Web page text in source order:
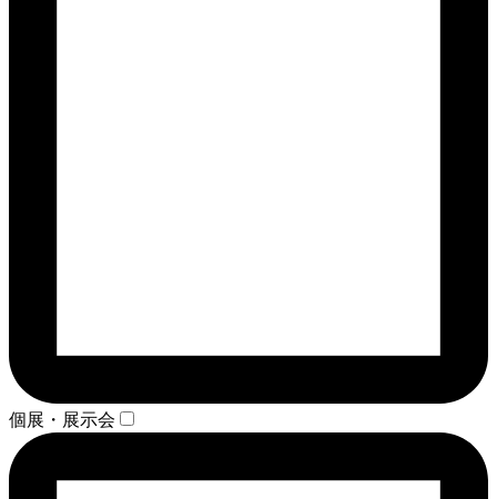
個展・展示会